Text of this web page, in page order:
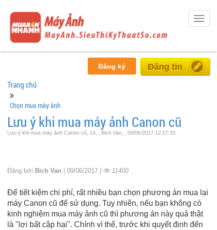
Đăng ký Miễn phí
Trang chủ
Chọn mua máy ảnh
Lưu ý khi mua máy ảnh Canon cũ
Lưu ý khi mua máy ảnh Canon cũ, 14, , Bich Van, , 09/06/2017 12:17:33
Đăng bởi Bich Van | 09/06/2017 | 11400
Để tiết kiệm chi phí, rất nhiều bạn chọn phương án mua lại
máy Canon cũ để sử dụng. Tuy nhiên, nếu bạn không có
kinh nghiệm mua máy ảnh cũ thì phương án này quả thật
là "lợi bất cập hại". Chính vì thế, trước khi quyết định đến